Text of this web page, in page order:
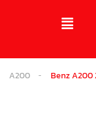
A200 Benz A200